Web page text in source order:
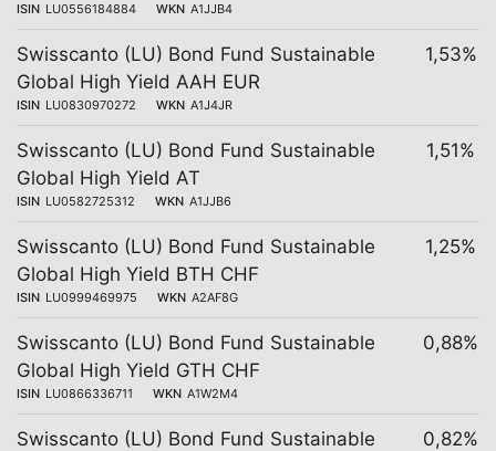
ISIN LU0556184884 WKN A1JJB4
Swisscanto (LU) Bond Fund Sustainable
Global High Yield AAH EUR
ISIN LU0830970272 WKN A1J4JR
1,53%
Swisscanto (LU) Bond Fund Sustainable
Global High Yield AT
ISIN LU0582725312 WKN A1JJB6
1,51%
Swisscanto (LU) Bond Fund Sustainable
Global High Yield BTH CHF
ISIN LU0999469975 WKN A2AF8G
1,25%
Swisscanto (LU) Bond Fund Sustainable
Global High Yield GTH CHF
ISIN LU0866336711 WKN A1W2M4
0,88%
Swisscanto (LU) Bond Fund Sustainable
0,82%